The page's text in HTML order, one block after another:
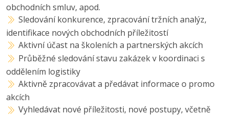
obchodních smluv, apod.
Sledování konkurence, zpracování tržních analýz,
identifikace nových obchodních příležitostí
Aktivní účast na školeních a partnerských akcích
Průběžné sledování stavu zakázek v koordinaci s
oddělením logistiky
Aktivně zpracovávat a předávat informace o promo
akcích
Vyhledávat nové příležitosti, nové postupy, včetně